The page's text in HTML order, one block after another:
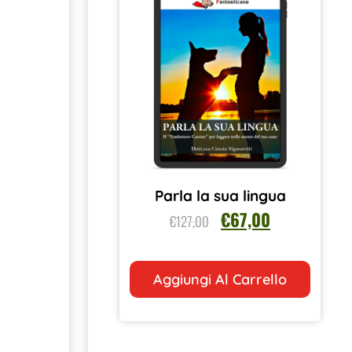
Parla la sua lingua
€127,00 €67,00
Aggiungi Al Carrello